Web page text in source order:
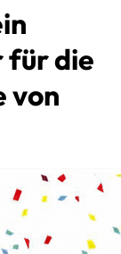
für die
von